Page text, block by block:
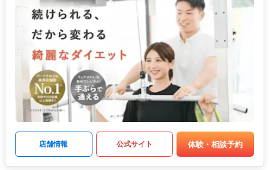
店舗情報 公式サイト 体験・相談予約